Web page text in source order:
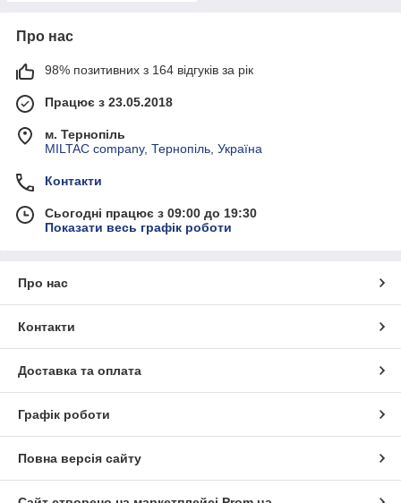
Про нас
98% позитивних з 164 відгуків за рік
Працює з 23.05.2018
м. Тернопіль
MILTAC company, Тернопіль, Україна
Контакти
Сьогодні працює з 09:00 до 19:30
Показати весь графік роботи
Про нас
Контакти
Доставка та оплата
Графік роботи
Повна версія сайту